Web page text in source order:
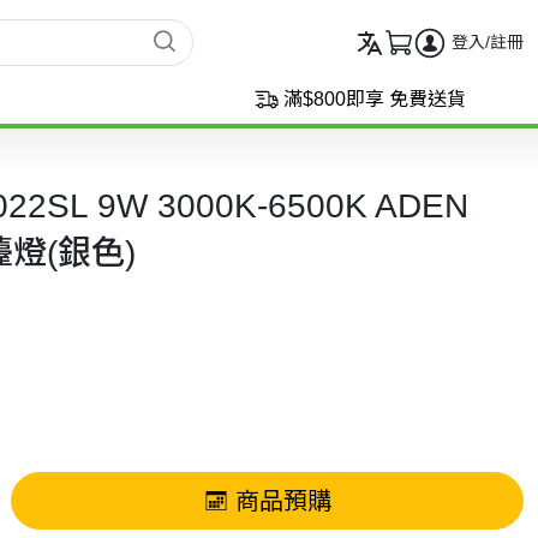
登入/註冊
滿$800即享 免費送貨
9W 3000K-6500K ADEN
燈(銀色)
商品預購